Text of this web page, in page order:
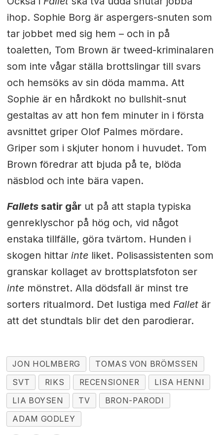
ihop. Sophie Borg är aspergers-snuten som
tar jobbet med sig hem – och in på
toaletten, Tom Brown är tweed-kriminalaren
som inte vågar ställa brottslingar till svars
och hemsöks av sin döda mamma. Att
Sophie är en hårdkokt no bullshit-snut
gestaltas av att hon fem minuter in i första
avsnittet griper Olof Palmes mördare.
Griper som i skjuter honom i huvudet. Tom
Brown föredrar att bjuda på te, blöda
näsblod och inte bära vapen.
Falletssatir gårut på att stapla typiska
genreklyschor på hög och, vid något
enstaka tillfälle, göra tvärtom. Hunden i
skogen hittar inteliket. Polisassistenten som
granskar kollaget av brottsplatsfoton ser
intemönstret. Alla dödsfall är minst tre
sorters ritualmord. Det lustiga med Falletär
att det stundtals blir det den parodierar.
JON HOLMBERG
TOMAS VON BRÖMSSEN
SVT
RIKS RECENSIONER
LISA HENNI
LIA BOYSEN
TV
BRON-PARODI
ADAM GODLEY